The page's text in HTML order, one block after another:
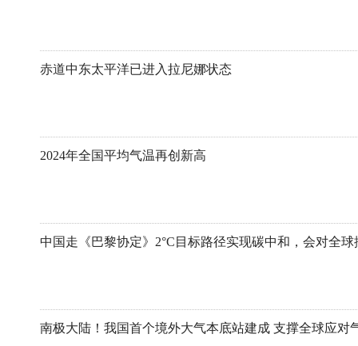
赤道中东太平洋已进入拉尼娜状态
2024年全国平均气温再创新高
南极大陆！我国首个境外大气本底站建成 支撑全球应对